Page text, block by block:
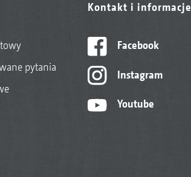
pytania
Kontakt i informacje
Facebook
Instagram
Youtube